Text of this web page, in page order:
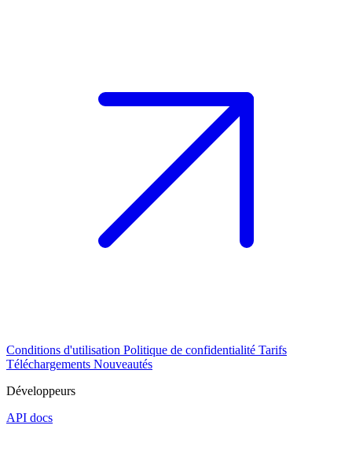
Conditions d'utilisation Politique de confidentialité Tarifs
Téléchargements Nouveautés
Développeurs
API docs